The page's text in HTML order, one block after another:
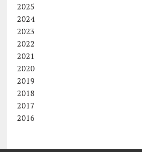
2025
2024
2023
2022
2021
2020
2019
2018
2017
2016